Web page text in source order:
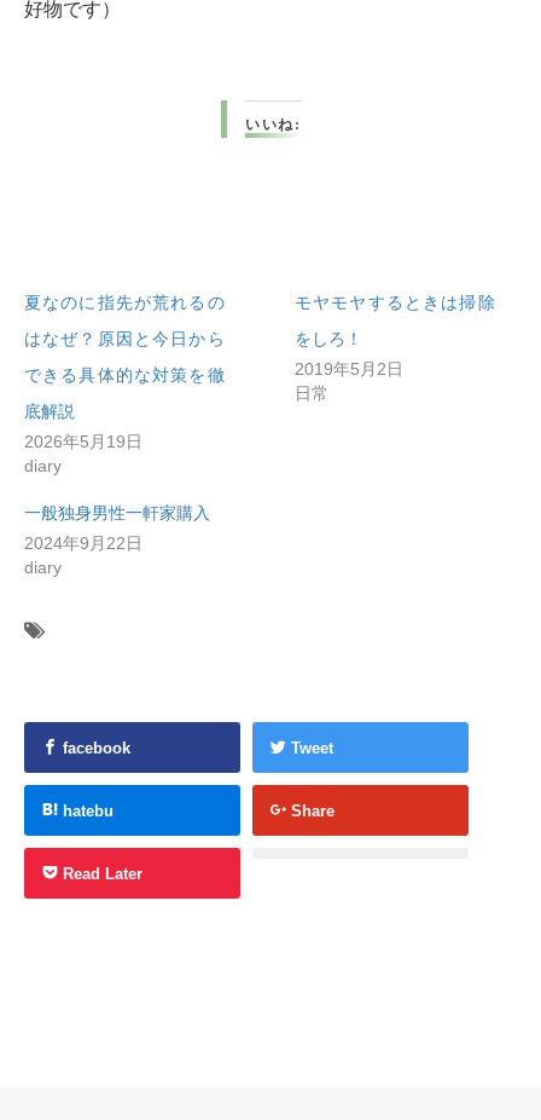
好物です）
いいね:
夏なのに指先が荒れるの
はなぜ？原因と今日から
できる具体的な対策を徹
底解説
2026年5月19日
diary
モヤモヤするときは掃除
をしろ！
2019年5月2日
日常
一般独身男性一軒家購入
2024年9月22日
diary
facebook Tweet
hatebu Share
Read Later